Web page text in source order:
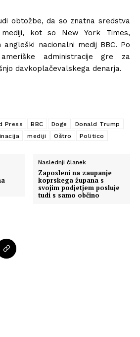
obtožbe, da so znatna sredstva
kot so New York Times,
angleški nacionalni medij BBC. Po
administracije gre za
davkoplačevalskega denarja.
Press BBC Doge
Donald Trump
mediji Oštro Politico
Naslednji članek
Zaposleni na zaupanje
koprskega župana s
svojim podjetjem posluje
tudi s samo občino